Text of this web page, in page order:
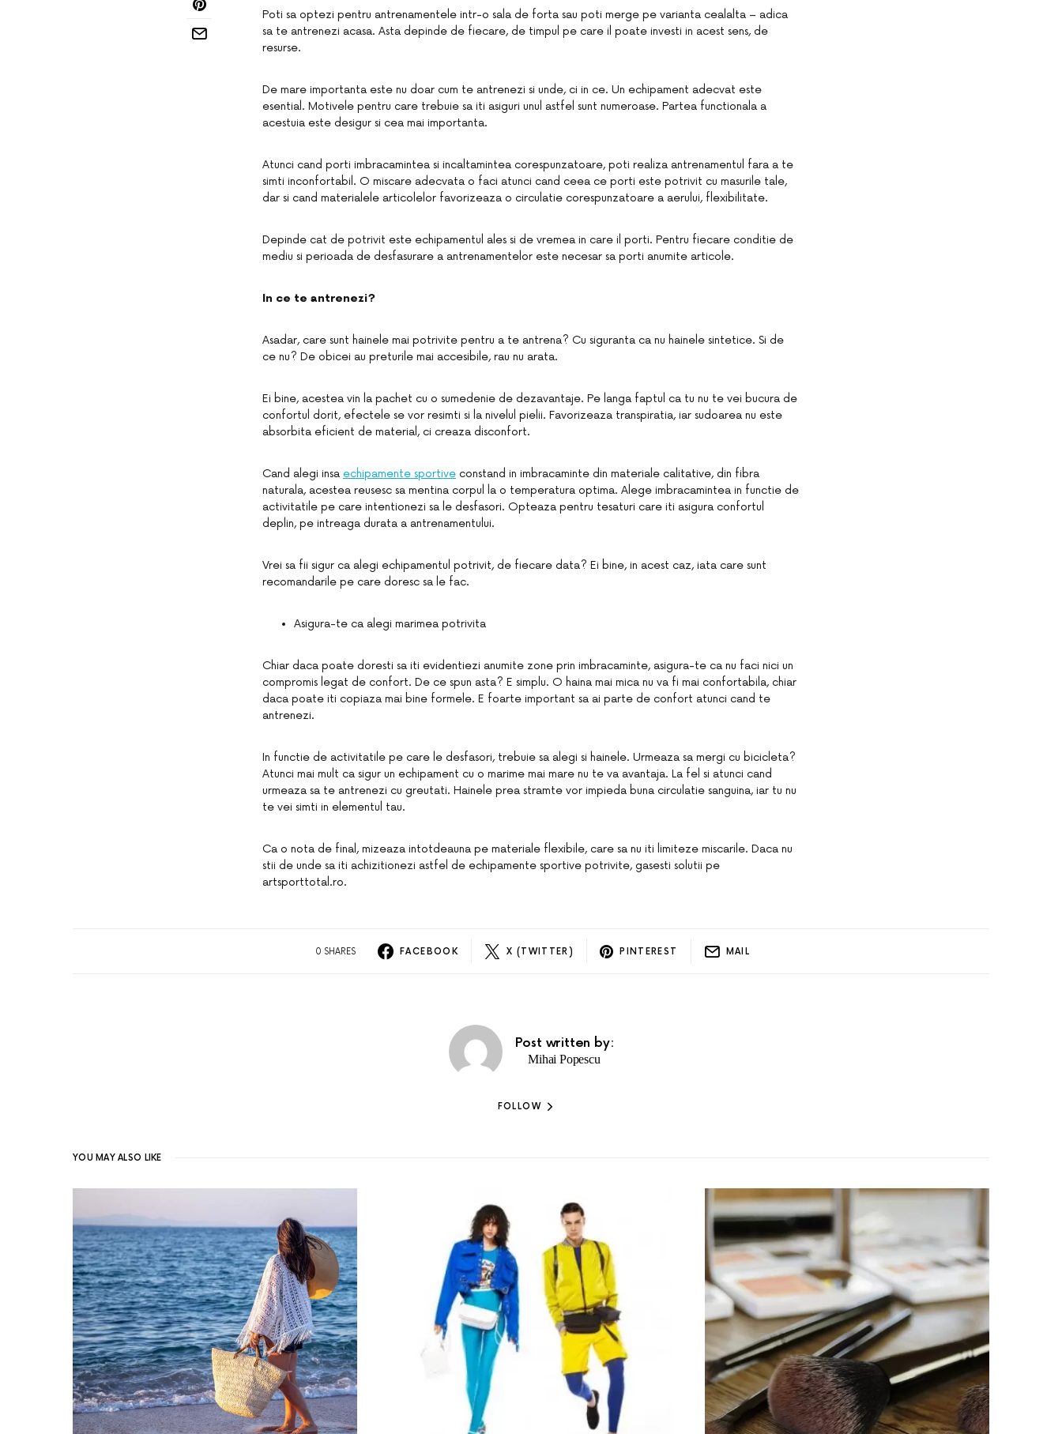
Poti sa optezi pentru antrenamentele intr-o sala de forta sau poti merge pe varianta cealalta – adica
sa te antrenezi acasa. Asta depinde de fiecare, de timpul pe care il poate investi in acest sens, de
resurse.
De mare importanta este nu doar cum te antrenezi si unde, ci in ce. Un echipament adecvat este
esential. Motivele pentru care trebuie sa iti asiguri unul astfel sunt numeroase. Partea functionala a
acestuia este desigur si cea mai importanta.
Atunci cand porti imbracamintea si incaltamintea corespunzatoare, poti realiza antrenamentul fara a te
simti inconfortabil. O miscare adecvata o faci atunci cand ceea ce porti este potrivit cu masurile tale,
dar si cand materialele articolelor favorizeaza o circulatie corespunzatoare a aerului, flexibilitate.
Depinde cat de potrivit este echipamentul ales si de vremea in care il porti. Pentru fiecare conditie de
mediu si perioada de desfasurare a antrenamentelor este necesar sa porti anumite articole.
In ce te antrenezi?
Asadar, care sunt hainele mai potrivite pentru a te antrena? Cu siguranta ca nu hainele sintetice. Si de
ce nu? De obicei au preturile mai accesibile, rau nu arata.
Ei bine, acestea vin la pachet cu o sumedenie de dezavantaje. Pe langa faptul ca tu nu te vei bucura de
confortul dorit, efectele se vor resimti si la nivelul pielii. Favorizeaza transpiratia, iar sudoarea nu este
absorbita eficient de material, ci creaza disconfort.
Cand alegi insa echipamente sportive constand in imbracaminte din materiale calitative, din fibra
naturala, acestea reusesc sa mentina corpul la o temperatura optima. Alege imbracamintea in functie de
activitatile pe care intentionezi sa le desfasori. Opteaza pentru tesaturi care iti asigura confortul
deplin, pe intreaga durata a antrenamentului.
Vrei sa fii sigur ca alegi echipamentul potrivit, de fiecare data? Ei bine, in acest caz, iata care sunt
recomandarile pe care doresc sa le fac.
Asigura-te ca alegi marimea potrivita
Chiar daca poate doresti sa iti evidentiezi anumite zone prin imbracaminte, asigura-te ca nu faci nici un
compromis legat de confort. De ce spun asta? E simplu. O haina mai mica nu va fi mai confortabila, chiar
daca poate iti copiaza mai bine formele. E foarte important sa ai parte de confort atunci cand te
antrenezi.
In functie de activitatile pe care le desfasori, trebuie sa alegi si hainele. Urmeaza sa mergi cu bicicleta?
Atunci mai mult ca sigur un echipament cu o marime mai mare nu te va avantaja. La fel si atunci cand
urmeaza sa te antrenezi cu greutati. Hainele prea stramte vor impieda buna circulatie sanguina, iar tu nu
te vei simti in elementul tau.
Ca o nota de final, mizeaza intotdeauna pe materiale flexibile, care sa nu iti limiteze miscarile. Daca nu
stii de unde sa iti achizitionezi astfel de echipamente sportive potrivite, gasesti solutii pe
artsporttotal.ro.
0 SHARES FACEBOOK X (TWITTER) PINTEREST MAIL
Post written by:
Mihai Popescu
FOLLOW
YOU MAY ALSO LIKE